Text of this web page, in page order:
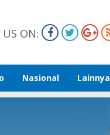
US ON:
Nasional Lainnya